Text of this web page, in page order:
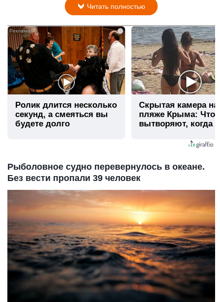
Читать полностью
Ролик длится несколько
секунд, а смеяться вы
будете долго
Скрытая камера на
пляже Крыма: Что
вытворяют, когда
Рыболовное судно перевернулось в океане.
Без вести пропали 39 человек